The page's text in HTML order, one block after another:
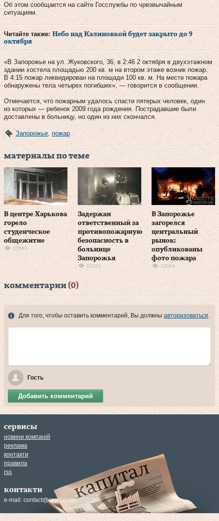
Об этом сообщается на сайте Госслужбы по чрезвычайным
ситуациям.
Читайте также: Небо над Калиновкой будет закрыто до 9
октября
«В Запорожье на ул. Жуковского, 36, в 2:46 2 октября в двухэтажном
здании хостела площадью 200 кв. м на втором этаже возник пожар.
В 4:15 пожар ликвидирован на площади 100 кв. м. На месте пожара
обнаружены тела четырех погибших», — говорится в сообщении.
Отмечается, что пожарным удалось спасти пятерых человек, один
из которых — ребенок 2009 года рождения. Пострадавшие были
доставлены в больницу, но один из них скончался.
Запорожье пожар
материалы по теме
В центре Харькова
горело
студенческое
общежитие
32043
Задержан
ответственный за
противопожарную
безопасность в
больнице
Запорожья
22101
В Запорожье
загорелся
центральный
рынок:
опубликованы
фото пожара
23064
комментарии (0)
Для того, чтобы оставить комментарий, Вы должны авторизоваться.
Гость
Добавить комментарий
сервисы
новини компаній
реклама
контакти
правила
rss
контакти
e-mail: contact@capital.ua